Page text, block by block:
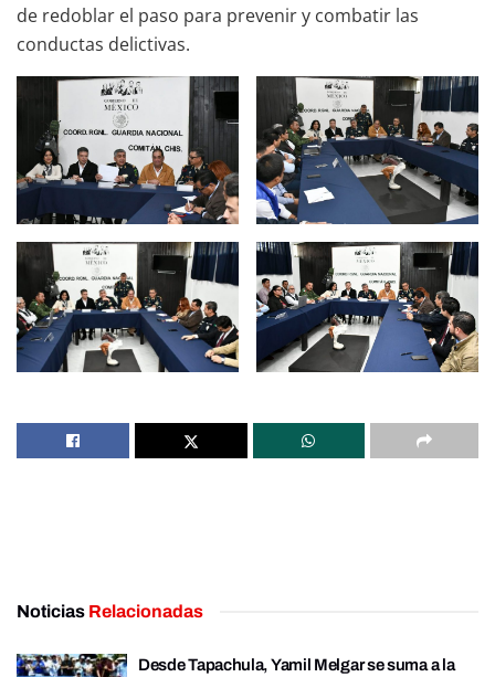
de redoblar el paso para prevenir y combatir las
conductas delictivas.
Noticias Relacionadas
Desde Tapachula, Yamil Melgar se suma a la